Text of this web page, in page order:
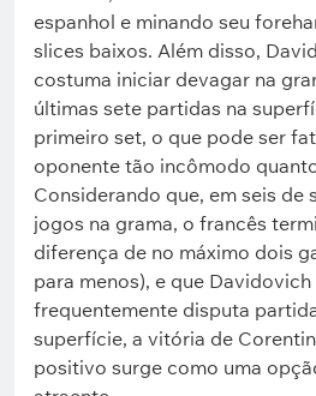
espanhol e minando seu
slices baixos. Além disso,
costuma iniciar devagar na
últimas sete partidas na
primeiro set, o que pode ser
oponente tão incômodo
Considerando que, em seis de
jogos na grama, o francês
diferença de no máximo dois
para menos), e que Davidovich
frequentemente disputa
superfície, a vitória de
positivo surge como uma